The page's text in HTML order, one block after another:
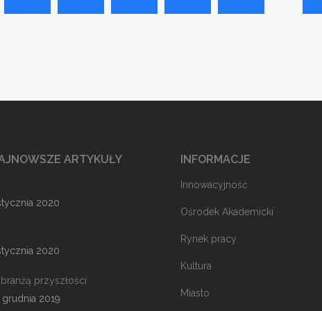
ARTYKUŁY
2020
2020
branżą przyszłości
grudnia 2019
INFORMACJE
Innowacyjność
Ośrodek Akademicki
Rynek pracy
Kultura
Miasto